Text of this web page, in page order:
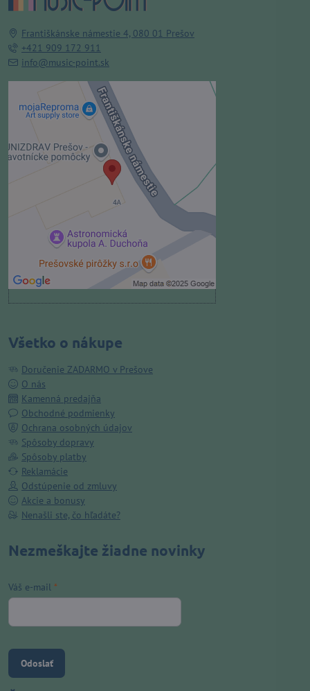
Františkánske námestie 4, 080 01 Prešov
+421 909 172 911
info@music-point.sk
Externý obsah je blokovaný
Voľbami súkromia
Prajete si načítať externý obsah?
Povoliť tentokrát
Povoliť a zapamätať - súhlas s
druhom cookie: Funkčné
Otvoriť obsah v novom okne
Všetko o nákupe
Doručenie ZADARMO v Prešove
O nás
Kamenná predajňa
Obchodné podmienky
Ochrana osobných údajov
Spôsoby dopravy
Spôsoby platby
Reklamácie
Odstúpenie od zmluvy
Akcie a bonusy
Nenašli ste, čo hľadáte?
Nezmeškajte žiadne novinky
Váš e-mail *
Odoslať